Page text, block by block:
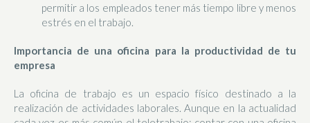
permitir a los empleados tener más tiempo libre y menos
estrés en el trabajo.
Importancia de una oficina para la productividad de tu
empresa
La oficina de trabajo es un espacio físico destinado a la
realización de actividades laborales. Aunque en la actualidad